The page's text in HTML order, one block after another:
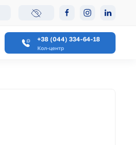
+38 (044) 334-64-18
Кол-центр